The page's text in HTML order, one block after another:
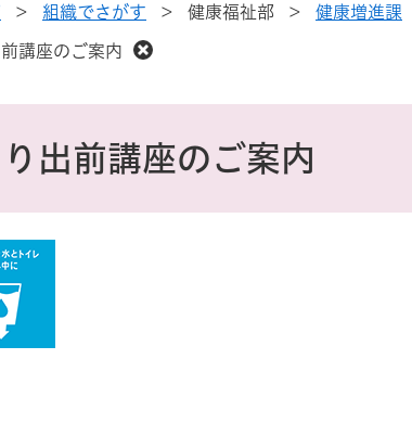
> 組織でさがす > 健康福祉部 > 健康増進課
講座のご案内
出前講座のご案内